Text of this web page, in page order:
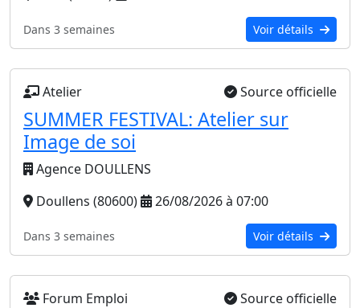
Dans 3 semaines Voir détails
Atelier Source officielle
SUMMER FESTIVAL: Atelier sur
Image de soi
Agence DOULLENS
Doullens (80600)
26/08/2026 à 07:00
Dans 3 semaines Voir détails
Forum Emploi Source officielle